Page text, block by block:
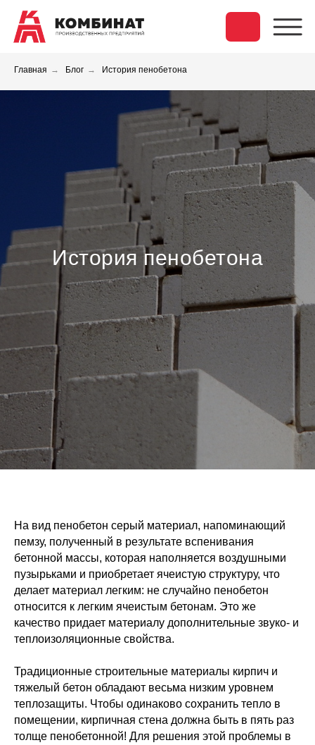
Главная → Блог → История пенобетона
История пенобетона
На вид пенобетон серый материал, напоминающий
пемзу, полученный в результате вспенивания
бетонной массы, которая наполняется воздушными
пузырьками и приобретает ячеистую структуру, что
делает материал легким: не случайно пенобетон
относится к легким ячеистым бетонам. Это же
качество придает материалу дополнительные звуко- и
теплоизоляционные свойства.
Традиционные строительные материалы кирпич и
тяжелый бетон обладают весьма низким уровнем
теплозащиты. Чтобы одинаково сохранить тепло в
помещении, кирпичная стена должна быть в пять раз
толще пенобетонной! Для решения этой проблемы в